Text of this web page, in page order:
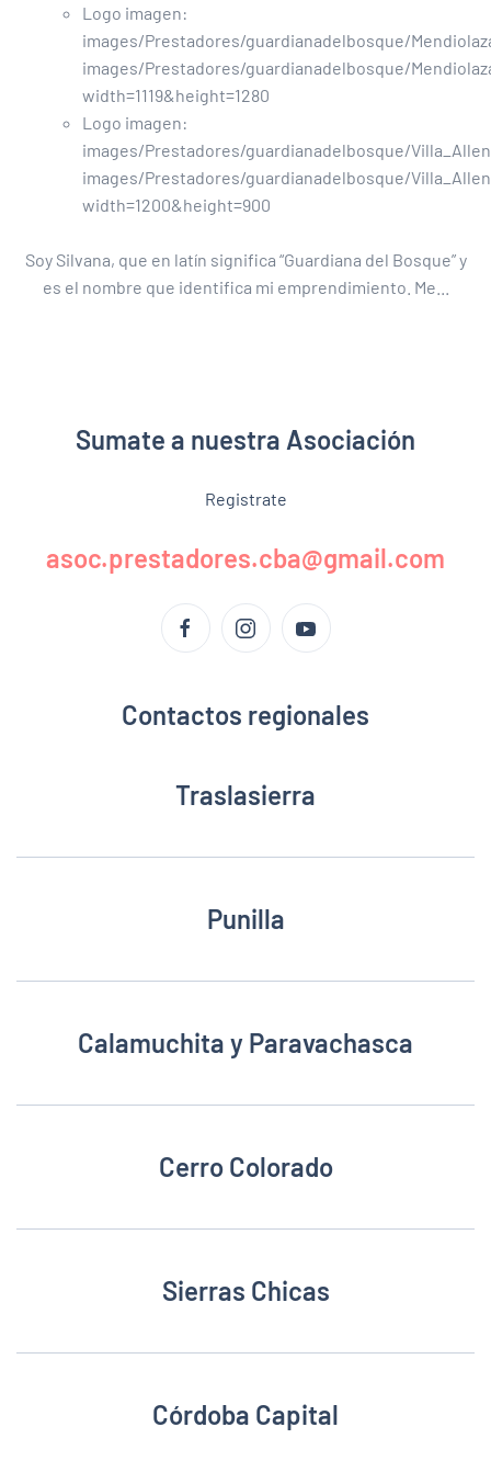
Logo imagen:
images/Prestadores/guardianadelbosque/
images/Prestadores/guardianadelbosque/
width=1119&height=1280
Logo imagen:
images/Prestadores/guardianadelbosque/
images/Prestadores/guardianadelbosque/
width=1200&height=900
Soy Silvana, que en latín significa “Guardiana del Bosque” y
es el nombre que identifica mi emprendimiento. Me...
Sumate a nuestra Asociación
Registrate
asoc.prestadores.cba@gmail.com
Contactos regionales
Traslasierra
Punilla
Calamuchita y Paravachasca
Cerro Colorado
Sierras Chicas
Córdoba Capital